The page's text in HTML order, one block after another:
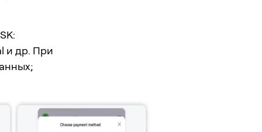
и др. При